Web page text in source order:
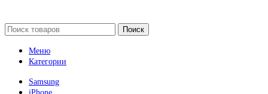
Поиск
Меню
Категории
Samsung